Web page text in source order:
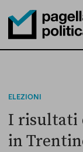
Pagella Politica
ELEZIONI
I risultati
in